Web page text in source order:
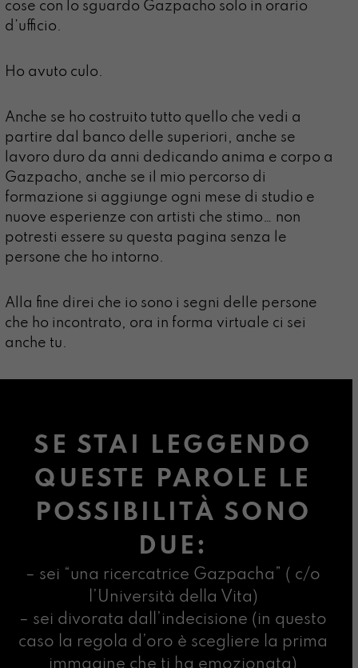
cose con lo sguardo Gazpacho solo in orario
d’ufficio.
Ho avuto culo.
Anche se ho costruito tutto quello che vedi a
partire dal banco delle superiori, anche se
lavoro duro da anni dedicando anima e corpo a
Gazpacho, anche se il mio percorso di
formazione si aggiunge ogni mese di studio e
nuove esperienze con artisti che stimo… non
potresti essere su questa pagina senza le
persone che ho intorno.
Alla fine direi che io sono i segni delle persone
che ho incontrato, ora in forma virtuale ci sei
anche tu.
SE STAI LEGGENDO
QUESTE PAROLE LE
POSSIBILITÀ SONO
DUE:
– sei “una ricercatrice Gazpacha” ( c/o
l’Università della Vita)
– sei divorata dall’indecisione (in questo
caso la regola d’oro è scegliere la prima
immagine che ti ha emozionata)